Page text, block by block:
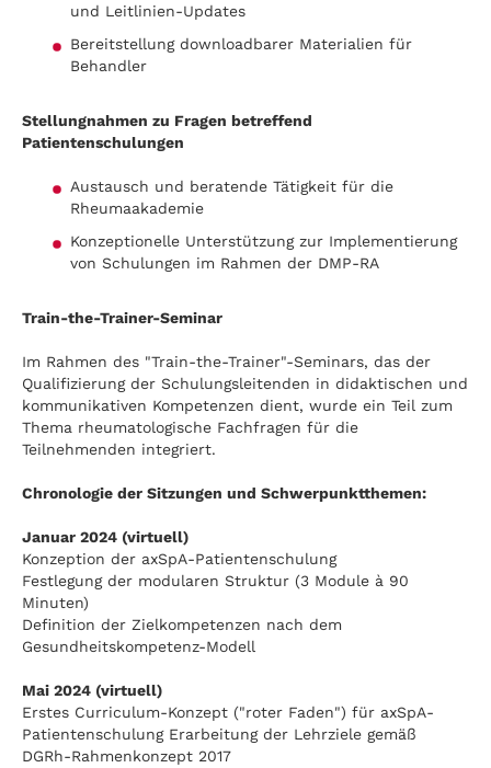
und Leitlinien-Updates
Bereitstellung downloadbarer Materialien für
Behandler
Stellungnahmen zu Fragen betreffend
Patientenschulungen
Austausch und beratende Tätigkeit für die
Rheumaakademie
Konzeptionelle Unterstützung zur Implementierung
von Schulungen im Rahmen der DMP-RA
Train-the-Trainer-Seminar
Im Rahmen des "Train-the-Trainer"-Seminars, das der
Qualifizierung der Schulungsleitenden in didaktischen und
kommunikativen Kompetenzen dient, wurde ein Teil zum
Thema rheumatologische Fachfragen für die
Teilnehmenden integriert.
Chronologie der Sitzungen und Schwerpunktthemen:
Januar 2024 (virtuell)
Konzeption der axSpA-Patientenschulung
Festlegung der modularen Struktur (3 Module à 90
Minuten)
Definition der Zielkompetenzen nach dem
Gesundheitskompetenz-Modell
Mai 2024 (virtuell)
Erstes Curriculum-Konzept ("roter Faden") für axSpA-
Patientenschulung Erarbeitung der Lehrziele gemäß
DGRh-Rahmenkonzept 2017